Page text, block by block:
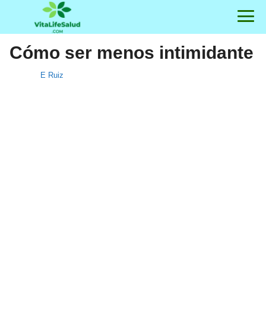
Cómo ser menos intimidante
E Ruiz